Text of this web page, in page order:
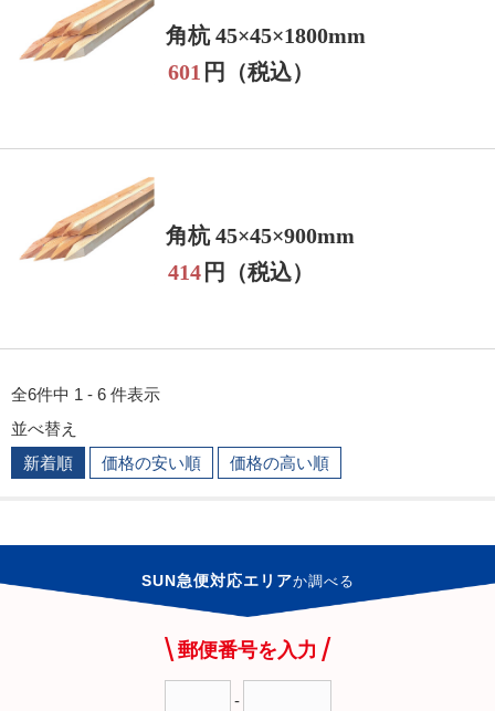
角杭 45×45×1800mm
601 円（税込）
角杭 45×45×900mm
414 円（税込）
全6件中 1 - 6 件表示
並べ替え
新着順
価格の安い順 価格の高い順
SUN急便対応エリアか調べる
郵便番号を入力
-